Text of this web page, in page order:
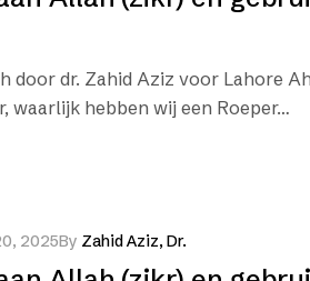
door dr. Zahid Aziz voor Lahore
waarlijk hebben wij een Roeper…
2025By Zahid Aziz, Dr.